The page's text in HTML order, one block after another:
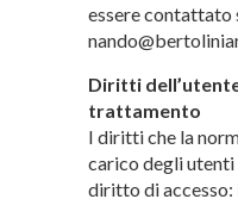
essere contattato
Diritti
trattamento
I diritti che la
carico degli utenti
diritto di